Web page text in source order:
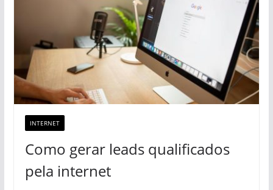
INTERNET
Como gerar leads qualificados
pela internet